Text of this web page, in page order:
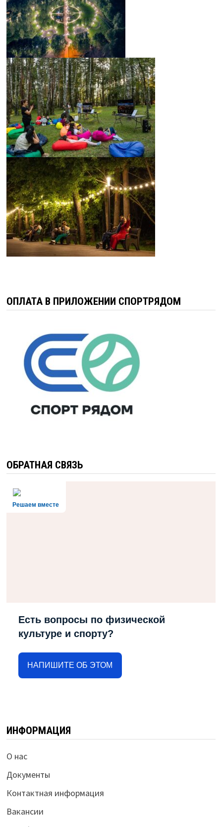
ОПЛАТА В ПРИЛОЖЕНИИ СПОРТРЯДОМ
ОБРАТНАЯ СВЯЗЬ
Решаем вместе
Есть вопросы по физической
культуре и спорту?
НАПИШИТЕ ОБ ЭТОМ
ИНФОРМАЦИЯ
О нас
Документы
Контактная информация
Вакансии